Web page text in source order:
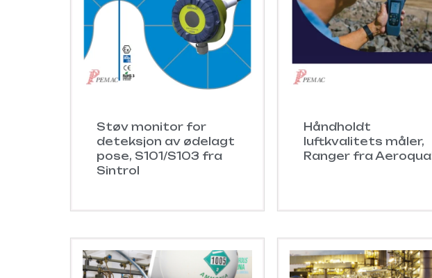
Støv monitor for
deteksjon av ødelagt
pose, S101/S103 fra
Sintrol
Håndholdt
luftkvalitets måler,
Ranger fra Aeroqual